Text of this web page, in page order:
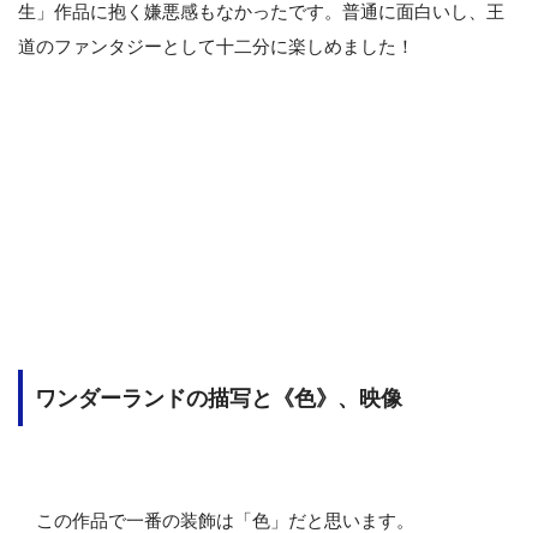
生」作品に抱く嫌悪感もなかったです。普通に面白いし、王
道のファンタジーとして十二分に楽しめました！
ワンダーランドの描写と《色》、映像
この作品で一番の装飾は「色」だと思います。